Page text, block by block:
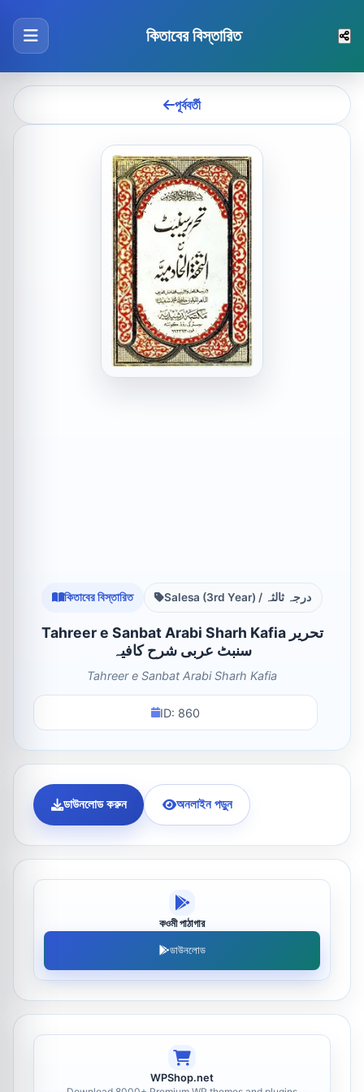
কিতাবের বিস্তারিত
পূর্ববর্তী
কিতাবের বিস্তারিত Salesa (3rd Year) / درجہ ثالثہ
Tahreer e Sanbat Arabi Sharh Kafia تحریر
سنبٹ عربی شرح کافیہ
Tahreer e Sanbat Arabi Sharh Kafia
ID: 860
ডাউনলোড করুন অনলাইন পড়ুন
কওমী পাঠাগার
ডাউনলোড
WPShop.net